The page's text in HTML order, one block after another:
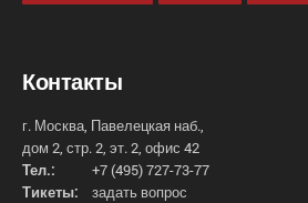
Контакты
г. Москва, Павелецкая наб.,
дом 2, стр. 2, эт. 2, офис 42
Тел.:
+7 (495) 727-73-77
Тикеты:
задать вопрос